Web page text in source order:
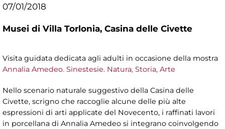
07/01/2018
Musei di Villa Torlonia, Casina delle Civette
Visita guidata dedicata agli adulti in occasione della mostra
Annalia Amedeo. Sinestesie. Natura, Storia, Arte
Nello scenario naturale suggestivo della Casina delle
Civette, scrigno che raccoglie alcune delle più alte
espressioni di arti applicate del Novecento, i raffinati lavori
in porcellana di Annalia Amedeo si integrano coinvolgendo